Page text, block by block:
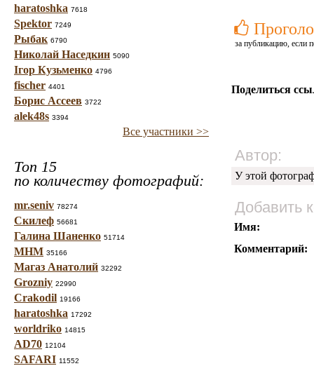
haratoshka 7618
Spektor 7249
Рыбак 6790
Николай Наседкин 5090
Ігор Кузьменко 4796
fischer 4401
Борис Ассеев 3722
alek48s 3394
Все участники >>
Топ 15
по количеству фотографий:
mr.seniv 78274
Скилеф 56681
Галина Шаненко 51714
МНМ 35166
Магаз Анатолий 32292
Grozniy 22990
Crakodil 19166
haratoshka 17292
worldriko 14815
AD70 12104
SAFARI 11552
за публикацию, если
Поделиться
Автор:
У этой
Добавить
Имя:
Комментарий: